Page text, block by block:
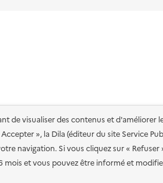
de visualiser des contenus et
», la Dila (éditeur du site Service
navigation. Si vous cliquez sur « Refuser
mois et vous pouvez être informé et
totalement conforme